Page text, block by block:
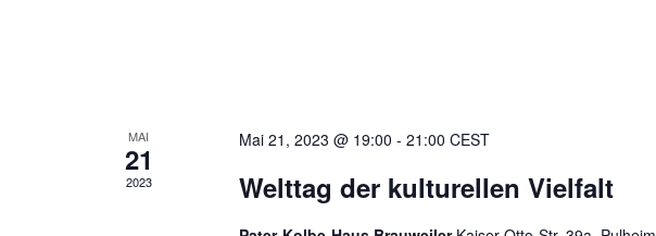
MAI
21
2023
Mai 21, 2023 @ 19:00 - 21:00 CEST
Welttag der kulturellen Vielfalt